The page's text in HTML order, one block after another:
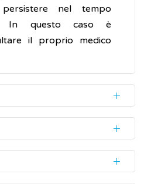
nel tempo
In questo caso è
il proprio medico
episodi di dolore al
delle vertebre e dei
conseguente
o all'uso eccessivo o